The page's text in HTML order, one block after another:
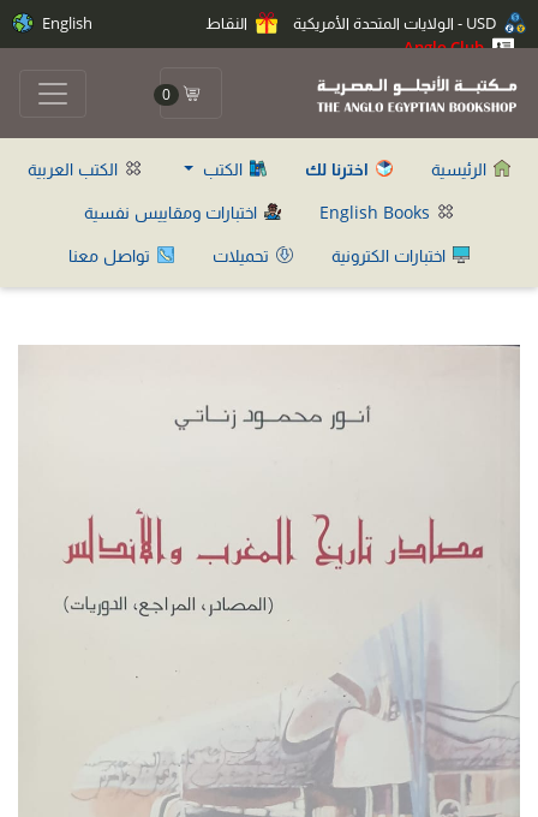
النقاط
Anglo Club
English
0
الرئيسية اخترنا لك الكتب
الكتب العربية
اختبارات ومقاييس نفسية
اختبارات الكترونية
تحميلات تواصل معنا